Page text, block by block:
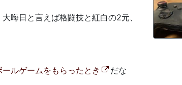
晦日と言えば格闘技と紅白の2元、
ルゲームをもらったとき
だな